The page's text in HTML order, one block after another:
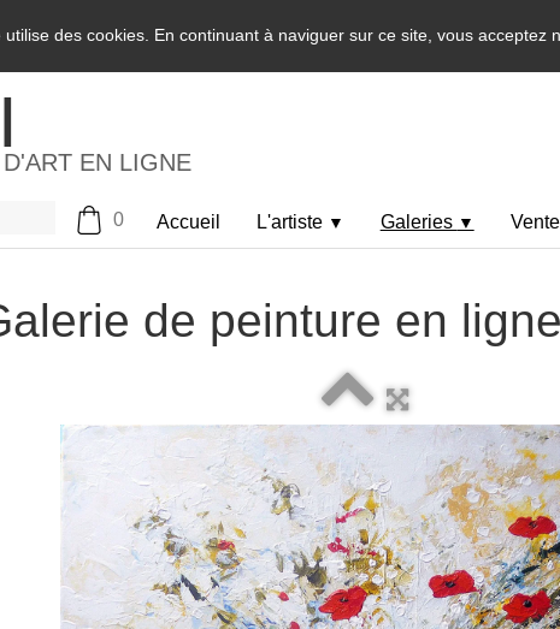
utilise des cookies. En continuant à naviguer sur ce site, vous acceptez
EN LIGNE
0 Accueil L'artiste ▼ Galeries ▼ Vente
de peinture en